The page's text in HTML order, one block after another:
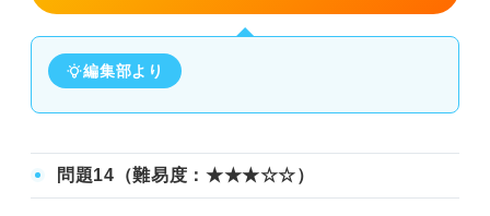
編集部より
問題14（難易度：★★★☆☆）